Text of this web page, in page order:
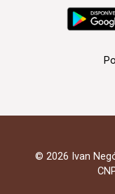
© 2026 Ivan